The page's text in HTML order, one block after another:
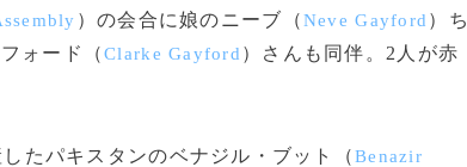
）の会合に娘のニーブ（Neve Gayford ）ち
ォード（Clarke Gayford ）さんも同伴。2人が赤
たパキスタンのベナジル・ブット（Benazir